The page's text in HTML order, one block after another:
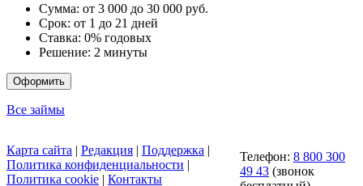
Сумма: от 3 000 до 30 000 руб.
Срок: от 1 до 21 дней
Ставка: 0% годовых
Решение: 2 минуты
Оформить
Все займы
Карта сайта | Редакция | Поддержка |
Политика конфиденциальности |
Политика cookie | Контакты
Телефон: 8 800 300
49 43(звонок